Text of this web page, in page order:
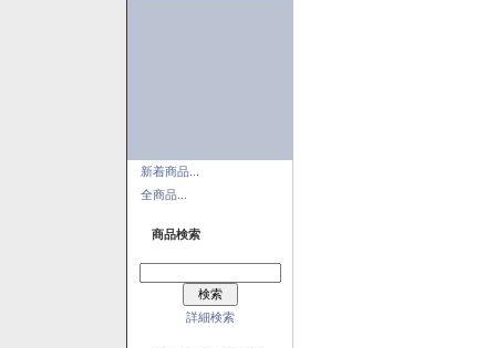
新着商品...
全商品...
商品検索
詳細検索